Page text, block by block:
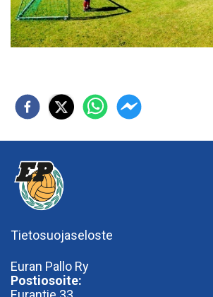
Tietosuojaseloste
Euran Pallo Ry
Postiosoite: